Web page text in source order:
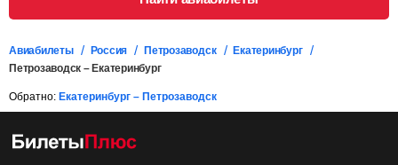
Авиабилеты Россия Петрозаводск
Екатеринбург
Петрозаводск – Екатеринбург
Обратно: Екатеринбург – Петрозаводск